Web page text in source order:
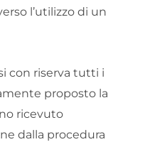
l’utilizzo di un
con riserva tutti i
proposto la
ricevuto
dalla procedura